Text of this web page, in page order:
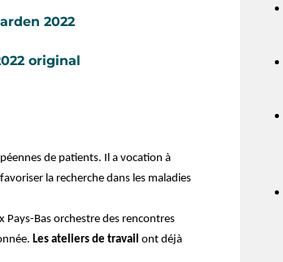
2022
original
de patients. Il a vocation à
la recherche dans les maladies
Pays-Bas orchestre des rencontres
Les ateliers de travail ont déjà